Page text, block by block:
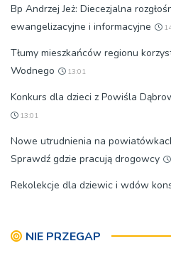
Bp Andrzej Jeż: Diecezjalna
ewangelizacyjne i informacyjne
Tłumy mieszkańców regionu
Wodnego
13:01
Konkurs dla dzieci z Powiśla
13:01
Nowe utrudnienia na
Sprawdź gdzie pracują drogowcy
Rekolekcje dla dziewic i wdów
NIE PRZEGAP